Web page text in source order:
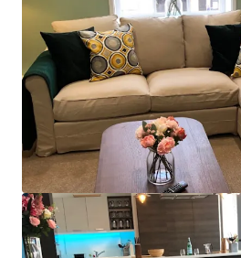
Apollo House
23/25 Sundrive Road, Kimmage, Co.
￥547,701,000